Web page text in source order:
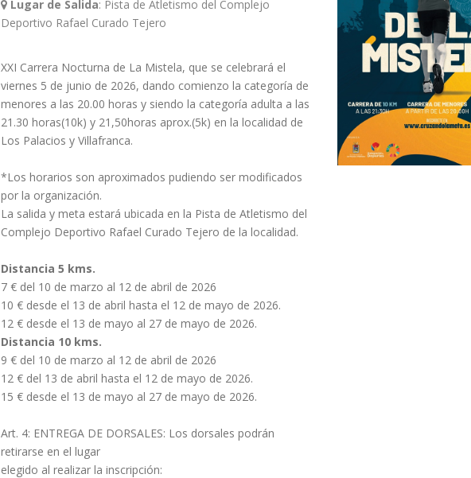
Lugar de Salida: Pista de Atletismo del Complejo
Deportivo Rafael Curado Tejero
XXI Carrera Nocturna de La Mistela, que se celebrará el
viernes 5 de junio de 2026, dando comienzo la categoría de
menores a las 20.00 horas y siendo la categoría adulta a las
21.30 horas(10k) y 21,50horas aprox.(5k) en la localidad de
Los Palacios y Villafranca.
*Los horarios son aproximados pudiendo ser modificados
por la organización.
La salida y meta estará ubicada en la Pista de Atletismo del
Complejo Deportivo Rafael Curado Tejero de la localidad.
Distancia 5 kms.
7 € del 10 de marzo al 12 de abril de 2026
10 € desde el 13 de abril hasta el 12 de mayo de 2026.
12 € desde el 13 de mayo al 27 de mayo de 2026.
Distancia 10 kms.
9 € del 10 de marzo al 12 de abril de 2026
12 € del 13 de abril hasta el 12 de mayo de 2026.
15 € desde el 13 de mayo al 27 de mayo de 2026.
Art. 4: ENTREGA DE DORSALES: Los dorsales podrán
retirarse en el lugar
elegido al realizar la inscripción: